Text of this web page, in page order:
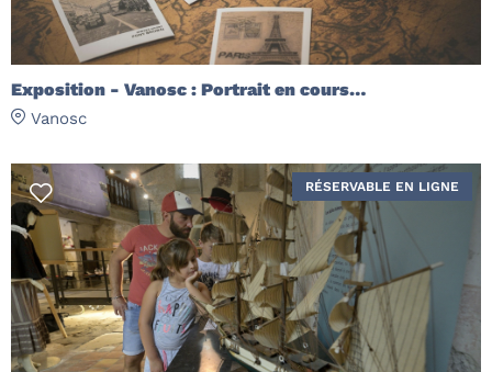
Exposition - Vanosc : Portrait en cours…
Vanosc
RÉSERVABLE EN LIGNE